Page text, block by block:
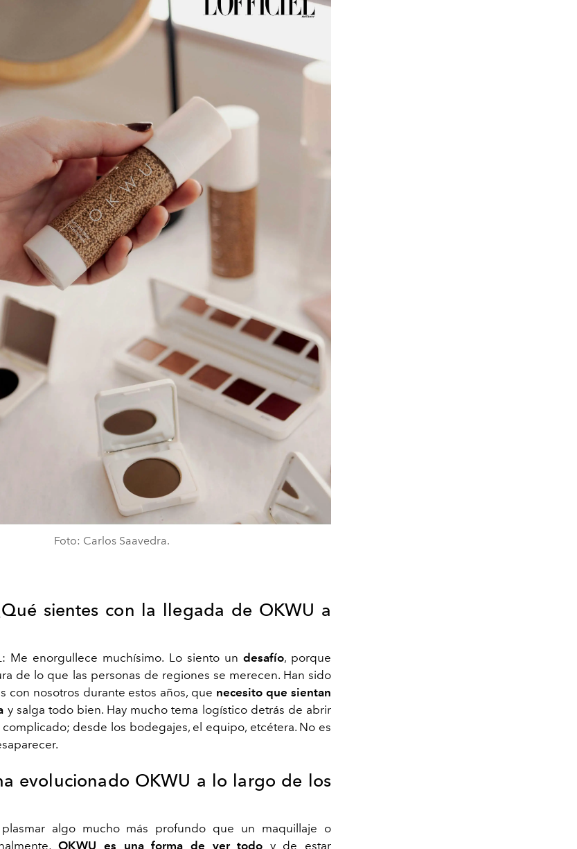
Foto: Carlos Saavedra.
sientes con la llegada de OKWU a
Me enorgullece muchísimo. Lo siento un desafío, porque
de lo que las personas de regiones se merecen. Han sido
con nosotros durante estos años, que necesito que sientan
y salga todo bien. Hay mucho tema logístico detrás de abrir
desde los bodegajes, el equipo, etcétera. No es
evolucionado OKWU a lo largo de los
algo mucho más profundo que un maquillaje o
OKWU es una forma de ver todo y de estar